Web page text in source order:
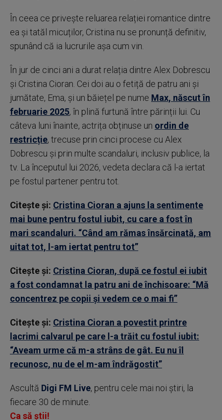
În ceea ce privește reluarea relației romantice dintre
ea și tatăl micuților, Cristina nu se pronunță definitiv,
spunând că ia lucrurile așa cum vin.
În jur de cinci ani a durat relația dintre Alex Dobrescu
și Cristina Cioran. Cei doi au o fetiță de patru ani și
jumătate, Ema, și un băiețel pe nume Max, născut în
februarie 2025, în plină furtună între părinții lui. Cu
câteva luni înainte, actrița obținuse un ordin de
restricție, trecuse prin cinci procese cu Alex
Dobrescu și prin multe scandaluri, inclusiv publice, la
tv. La începutul lui 2026, vedeta declara că l-a iertat
pe fostul partener pentru tot.
Citește și: Cristina Cioran a ajuns la sentimente
mai bune pentru fostul iubit, cu care a fost în
mari scandaluri. “Când am rămas însărcinată, am
uitat tot, l-am iertat pentru tot”
Citește și: Cristina Cioran, după ce fostul ei iubit
a fost condamnat la patru ani de închisoare: “Mă
concentrez pe copii și vedem ce o mai fi”
Citește și: Cristina Cioran a povestit printre
lacrimi calvarul pe care l-a trăit cu fostul iubit:
“Aveam urme că m-a strâns de gât. Eu nu îl
recunosc, nu de el m-am îndrăgostit”
Ascultă Digi FM Live, pentru cele mai noi știri, la
fiecare 30 de minute.
Ca să știi!